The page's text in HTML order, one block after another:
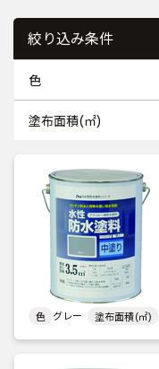
絞り込み条件
色
塗布面積(㎡)
色 グレー 塗布面積(㎡)